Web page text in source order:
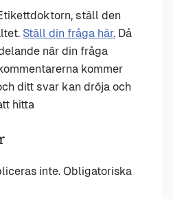
ställ den
Ställ din fråga här. Då
när din fråga
kommer
ditt svar kan dröja och
hitta
inte. Obligatoriska